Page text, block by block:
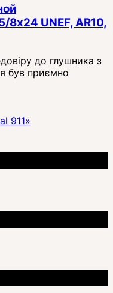
8x24 UNEF, AR10,
до глушника з
був приємно